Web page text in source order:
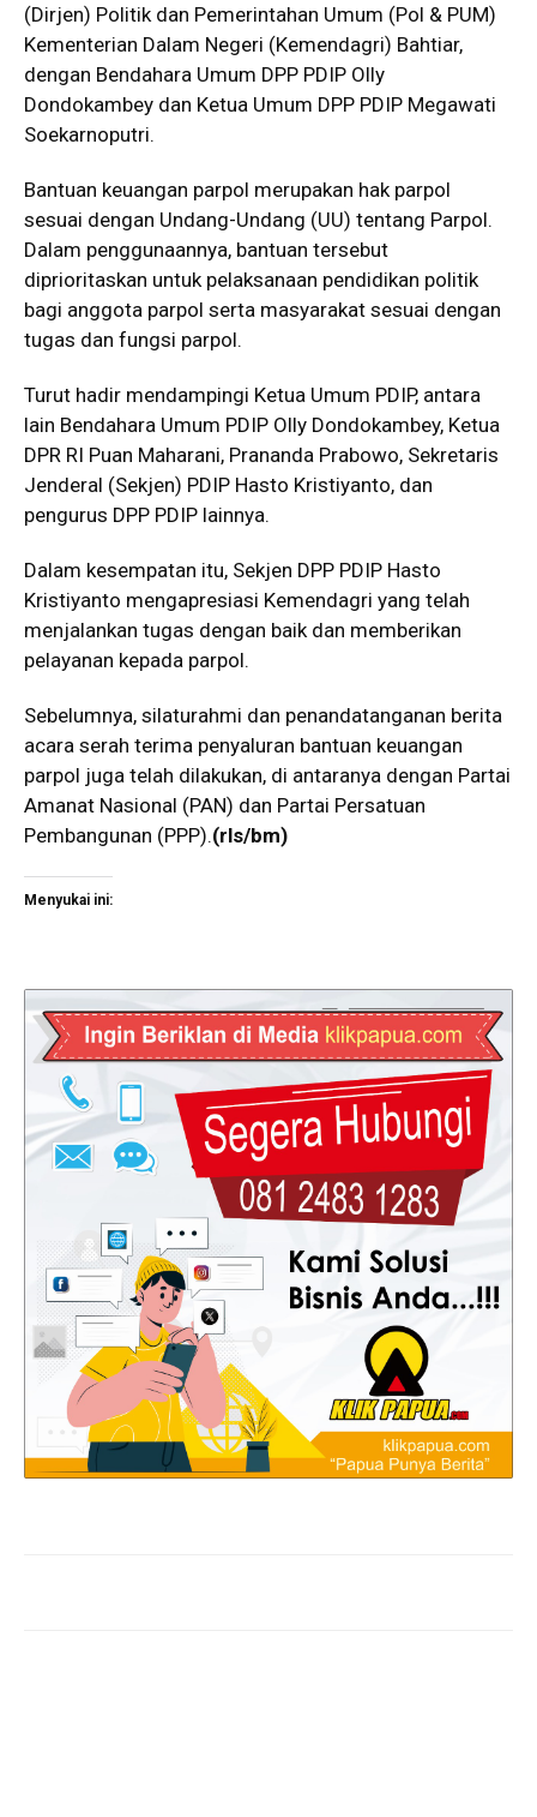
(Dirjen) Politik dan Pemerintahan Umum (Pol & PUM)
Kementerian Dalam Negeri (Kemendagri) Bahtiar,
dengan Bendahara Umum DPP PDIP Olly
Dondokambey dan Ketua Umum DPP PDIP Megawati
Soekarnoputri.
Bantuan keuangan parpol merupakan hak parpol
sesuai dengan Undang-Undang (UU) tentang Parpol.
Dalam penggunaannya, bantuan tersebut
diprioritaskan untuk pelaksanaan pendidikan politik
bagi anggota parpol serta masyarakat sesuai dengan
tugas dan fungsi parpol.
Turut hadir mendampingi Ketua Umum PDIP, antara
lain Bendahara Umum PDIP Olly Dondokambey, Ketua
DPR RI Puan Maharani, Prananda Prabowo, Sekretaris
Jenderal (Sekjen) PDIP Hasto Kristiyanto, dan
pengurus DPP PDIP lainnya.
Dalam kesempatan itu, Sekjen DPP PDIP Hasto
Kristiyanto mengapresiasi Kemendagri yang telah
menjalankan tugas dengan baik dan memberikan
pelayanan kepada parpol.
Sebelumnya, silaturahmi dan penandatanganan berita
acara serah terima penyaluran bantuan keuangan
parpol juga telah dilakukan, di antaranya dengan Partai
Amanat Nasional (PAN) dan Partai Persatuan
Pembangunan (PPP).(rls/bm)
Menyukai ini: